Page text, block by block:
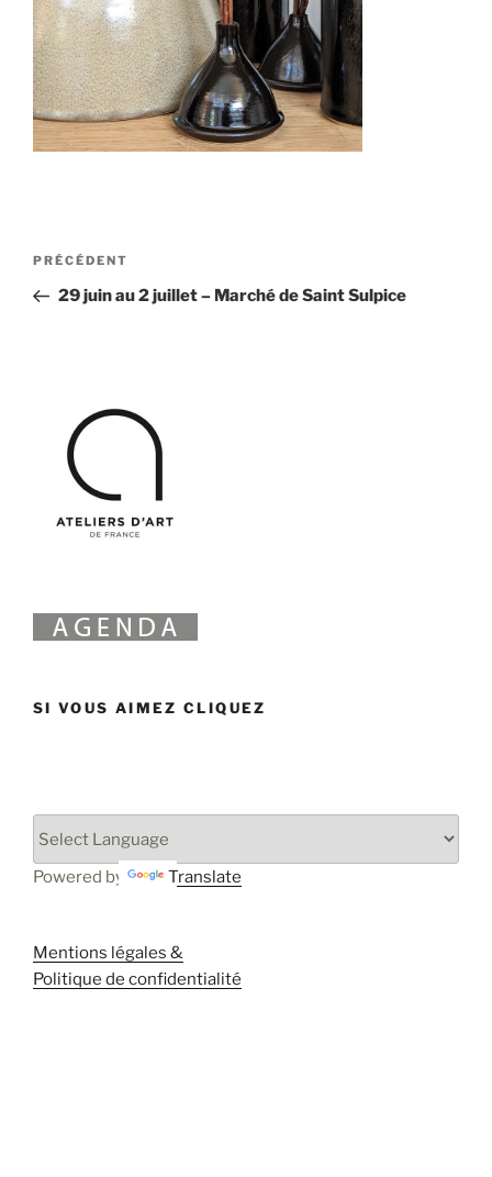
Navigation
l’article
Article
précédent
PRÉCÉDENT
29 juin au 2 juillet – Marché de Saint Sulpice
SI VOUS AIMEZ CLIQUEZ
Powered by Translate
Mentions légales &
Politique de confidentialité